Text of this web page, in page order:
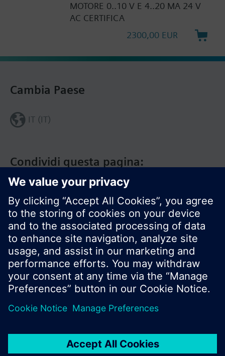
MOTORE 0..10 V E 4..20 MA 24 V
AC CERTIFICA
2300,00 EUR
Condividi questa pagina:
Cambia Paese
IT (IT)
Siemens Italia
I prodotti e i pressi possono variare a seconda del
Informativa sulla privacy